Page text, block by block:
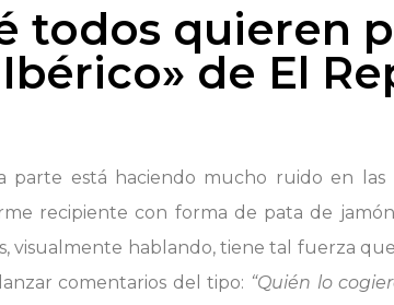
todos quieren
de El
parte está haciendo mucho ruido en las
recipiente con forma de pata de
visualmente hablando, tiene tal fuerza
comentarios del tipo: “Quién lo